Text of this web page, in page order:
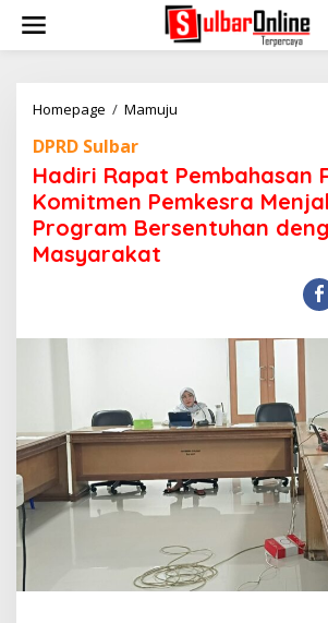
i
Homepage / Mamuju
i
r
i
R
b
a
h
a
a
n
a
n
p
DPRD Sulbar
Hadiri Rapat Pembahasan
Komitmen Pemkesra
Program Bersentuhan
Masyarakat